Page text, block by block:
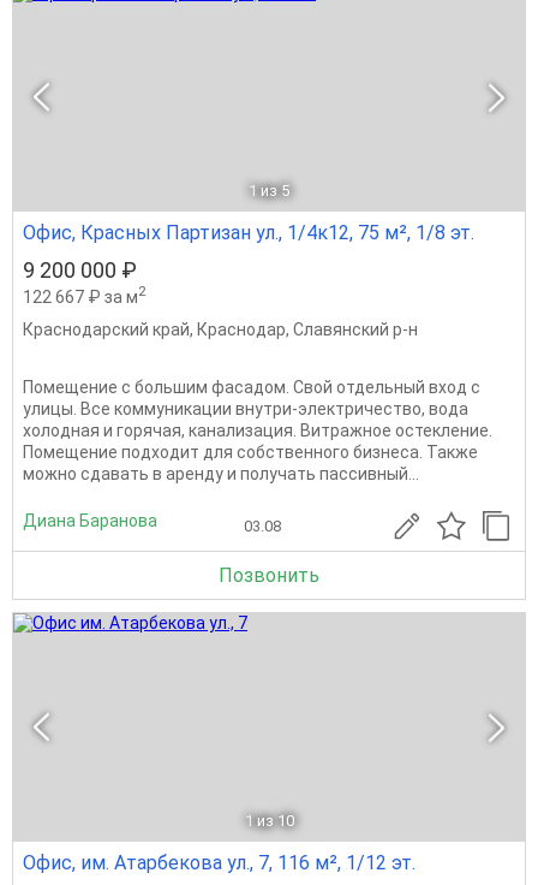
1 из 5
Офис, Красных Партизан ул., 1/4к12, 75 м², 1/8 эт.
9 200 000 ₽
122 667 ₽ за м2
Краснодарский край, Краснодар, Славянский р-н
Помещение с большим фасадом. Свой отдельный вход с
улицы. Все коммуникации внутри-электричество, вода
холодная и горячая, канализация. Витражное остекление.
Помещение подходит для собственного бизнеса. Также
можно сдавать в аренду и получать пассивный...
Диана Баранова 03.08
Позвонить
1 из 10
Офис, им. Атарбекова ул., 7, 116 м², 1/12 эт.